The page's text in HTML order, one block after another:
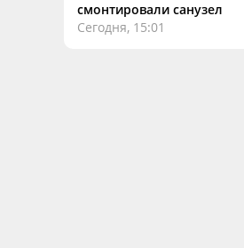
смонтировали санузел
Сегодня, 15:01